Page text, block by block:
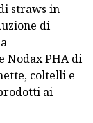
straws in
di
Nodax PHA di
coltelli e
ai